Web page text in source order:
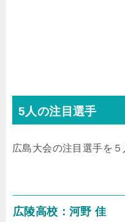
5人の注目選手
広島大会の注目選手を
広陵高校：河野 佳